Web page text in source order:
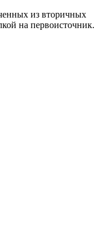
из вторичных
на первоисточник.